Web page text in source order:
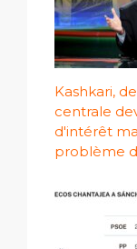
Kashkari,
centrale
d'intérêt
problème